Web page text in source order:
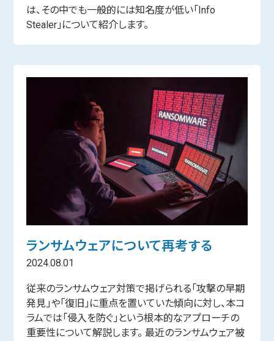
は、その中でも一般的には知名度が低い「Info
Stealer」について紹介します。
ランサムウェアについて再考する
2024.08.01
従来のランサムウェア対策で掲げられる「攻撃の早期
発見」や「復旧」に重点を置いていた傾向に対し、本コ
ラムでは「侵入を防ぐ」という根本的なアプローチの
重要性について解説します。 最近のランサムウェア被